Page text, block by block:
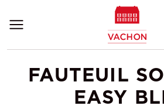
FAUTEUIL
EASY